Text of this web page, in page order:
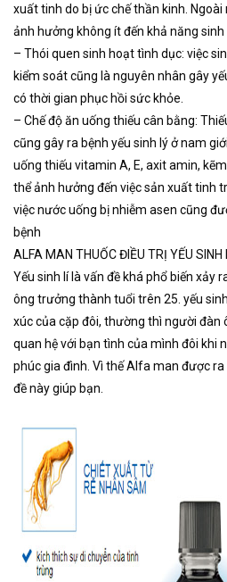
xuất tinh do bị ức chế thần kinh.
ảnh hưởng không ít đến khả năng sinh
– Thói quen sinh hoạt tình dục: việc
kiểm soát cũng là nguyên nhân gây
có thời gian phục hồi sức khỏe.
– Chế độ ăn uống thiếu cân bằng:
cũng gây ra bệnh yếu sinh lý ở nam
uống thiếu vitamin A, E, axit amin,
thể ảnh hưởng đến việc sản xuất tinh
việc nước uống bị nhiễm asen cũng
bệnh
ALFA MAN THUỐC ĐIỀU TRỊ YẾU SINH
Yếu sinh lí là vấn đề khá phổ biến xảy
ông trưởng thành tuổi trên 25. yếu
xúc của cặp đôi, thường thì người đàn
quan hệ với bạn tình của mình đôi khi
phúc gia đình. Vì thế Alfa man được
đề này giúp bạn.